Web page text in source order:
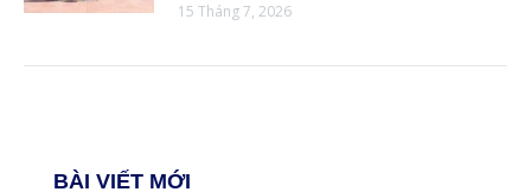
15 Tháng 7, 2026
BÀI VIẾT MỚI